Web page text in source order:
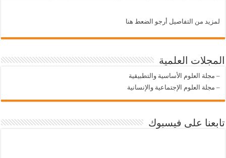
لمزيد من التفاصيل أرجو الضعط هنا
المجلات العلمية
– مجلة العلوم الأساسية والتطبيقية
– مجلة العلوم الإجتماعية والإنسانية
تابعنا على فيسبوك